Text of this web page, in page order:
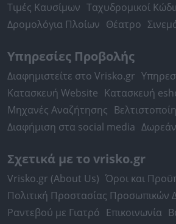
Τιμές Καυσίμων Ταχυδρομικοί
Δρομολόγια Πλοίων Θέατρο
Υπηρεσίες Προβολής
Διαφημιστείτε στο Vrisko.gr
Κατασκευή Website Κατασκευή
Μηχανές Αναζήτησης
Διαφήμιση στα social media
Σχετικά με το vrisko.gr
Vrisko.gr (About Us) Όροι και
Πολιτική Προστασίας Προσωπικών
Ραντεβού με Γιατρό Επικοινωνία